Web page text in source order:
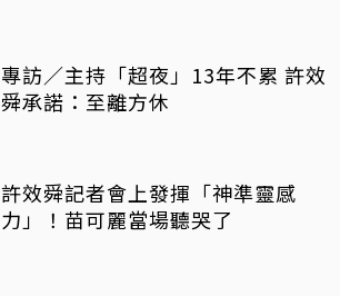
專訪／主持「超夜」13年不累 許效
舜承諾：至離方休
許效舜記者會上發揮「神準靈感
力」！苗可麗當場聽哭了